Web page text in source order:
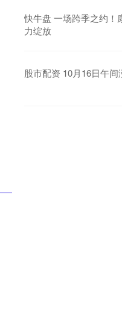
快牛盘 一场跨季之约！
力绽放
股市配资 10月16日午间